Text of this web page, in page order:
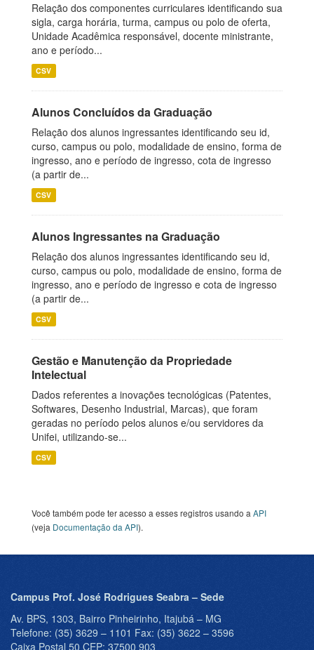
Relação dos componentes curriculares identificando sua
sigla, carga horária, turma, campus ou polo de oferta,
Unidade Acadêmica responsável, docente ministrante,
ano e período...
CSV
Alunos Concluídos da Graduação
Relação dos alunos ingressantes identificando seu id,
curso, campus ou polo, modalidade de ensino, forma de
ingresso, ano e período de ingresso, cota de ingresso
(a partir de...
CSV
Alunos Ingressantes na Graduação
Relação dos alunos ingressantes identificando seu id,
curso, campus ou polo, modalidade de ensino, forma de
ingresso, ano e período de ingresso e cota de ingresso
(a partir de...
CSV
Gestão e Manutenção da Propriedade
Intelectual
Dados referentes a inovações tecnológicas (Patentes,
Softwares, Desenho Industrial, Marcas), que foram
geradas no período pelos alunos e/ou servidores da
Unifei, utilizando-se...
CSV
Você também pode ter acesso a esses registros usando a API
(veja Documentação da API).
Campus Prof. José Rodrigues Seabra – Sede
Av. BPS, 1303, Bairro Pinheirinho, Itajubá – MG
Telefone: (35) 3629 – 1101 Fax: (35) 3622 – 3596
Caixa Postal 50 CEP: 37500 903